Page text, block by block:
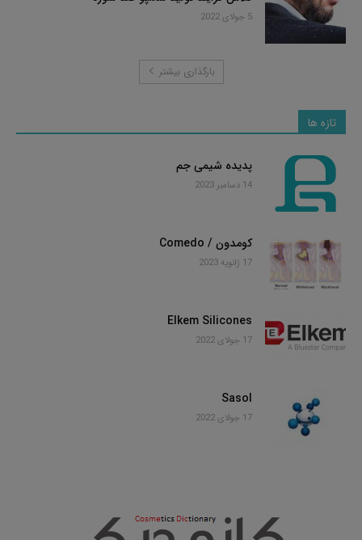
5 جولای 2022
بارگذاری بیشتر
تازه ها
پدیده شیمی جم
14 دسامبر 2023
کومدون / Comedo
17 ژانویه 2023
Elkem Silicones
17 جولای 2022
Sasol
17 جولای 2022